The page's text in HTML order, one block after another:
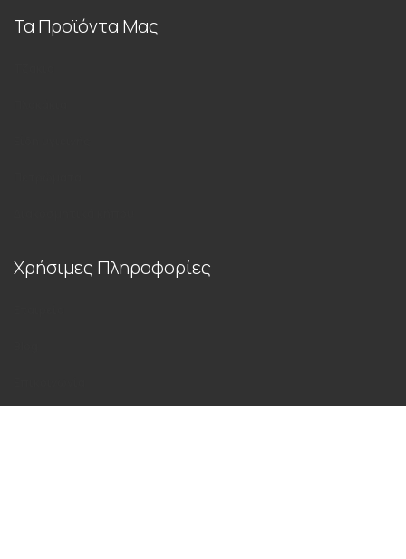
Τα Προϊόντα Μας
Χρήσιμες Πληροφορίες